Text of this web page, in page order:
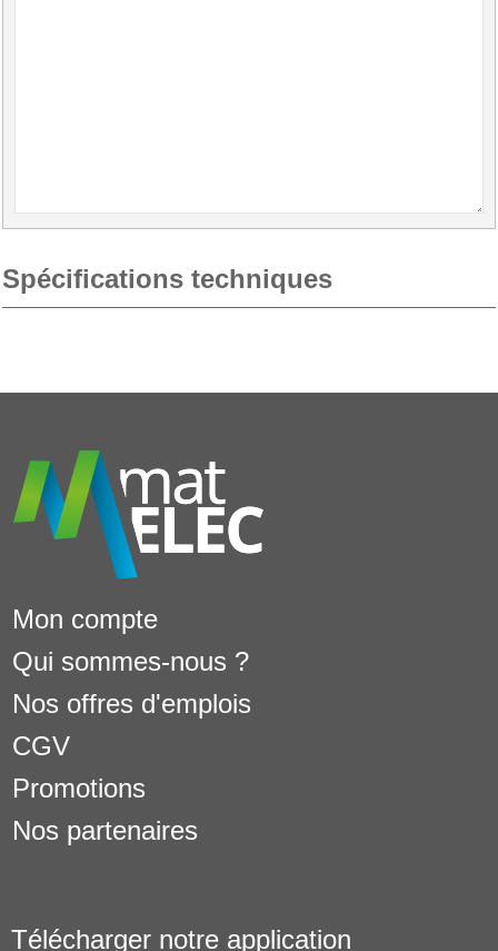
Spécifications techniques
Mon compte
Qui sommes-nous ?
Nos offres d'emplois
CGV
Promotions
Nos partenaires
Télécharger notre application